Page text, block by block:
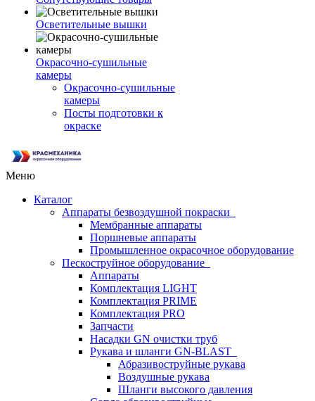
Осветительные вышки
Окрасочно-сушильные
камеры
Окрасочно-сушильные
камеры
Посты подготовки к
окраске
Меню
Каталог
Аппараты безвоздушной покраски
Мембранные аппараты
Поршневые аппараты
Промышленное окрасочное оборудование
Пескоструйное оборудование
Аппараты
Комплектация LIGHT
Комплектация PRIME
Комплектация PRO
Запчасти
Насадки GN очистки труб
Рукава и шланги GN-BLAST
Абразивоструйные рукава
Воздушные рукава
Шланги высокого давления